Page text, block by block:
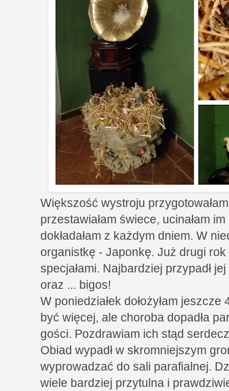
Większość wystroju
przestawiałam świece, ucinałam
dokładałam z każdym dniem. W
organistkę - Japonkę. Już drugi rok
specjałami. Najbardziej przypadł
oraz ... bigos!
W poniedziałek dołożyłam jeszcze
być więcej, ale choroba dopadła
gości. Pozdrawiam ich stąd
Obiad wypadł w skromniejszym
wyprowadzać do sali parafialnej.
wiele bardziej przytulna i